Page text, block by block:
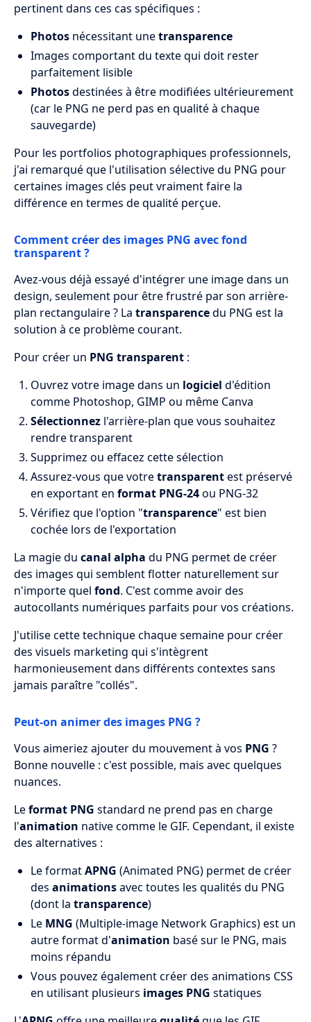
pertinent dans ces cas spécifiques :
Photos nécessitant unetransparence
Images comportant du texte qui doit rester
parfaitement lisible
Photosdestinées à être modifiées ultérieurement
(car le PNG ne perd pas en qualité à chaque
sauvegarde)
Pour les portfolios photographiques professionnels,
j'ai remarqué que l'utilisation sélective du PNG pour
certaines images clés peut vraiment faire la
différence en termes de qualité perçue.
Comment créer des images PNG avec fond
transparent ?
Avez-vous déjà essayé d'intégrer une image dans un
design, seulement pour être frustré par son arrière-
plan rectangulaire ? La transparencedu PNG est la
solution à ce problème courant.
Pour créer un PNG transparent :
Ouvrez votre image dans un logiciel d'édition
comme Photoshop, GIMP ou même Canva
Sélectionnez l'arrière-plan que vous souhaitez
rendre transparent
Supprimez ou effacez cette sélection
Assurez-vous que votretransparentest préservé
en exportant en format PNG-24ou PNG-32
Vérifiez que l'option "transparence" est bien
cochée lors de l'exportation
La magie du canal alpha du PNG permet de créer
des images qui semblent flotter naturellement sur
n'importe quel fond. C'est comme avoir des
autocollants numériques parfaits pour vos créations.
J'utilise cette technique chaque semaine pour créer
des visuels marketing qui s'intègrent
harmonieusement dans différents contextes sans
jamais paraître "collés".
Peut-on animer des images PNG ?
Vous aimeriez ajouter du mouvement à vos PNG ?
Bonne nouvelle : c'est possible, mais avec quelques
nuances.
Leformat PNG standard ne prend pas en charge
l'animation native comme le GIF. Cependant, il existe
des alternatives :
Le formatAPNG (Animated PNG) permet de créer
des animationsavec toutes les qualités du PNG
(dont la transparence)
Le MNG (Multiple-image Network Graphics) est un
autre format d'animation basé sur le PNG, mais
moins répandu
Vous pouvez également créer des animations CSS
en utilisant plusieurs images PNG statiques